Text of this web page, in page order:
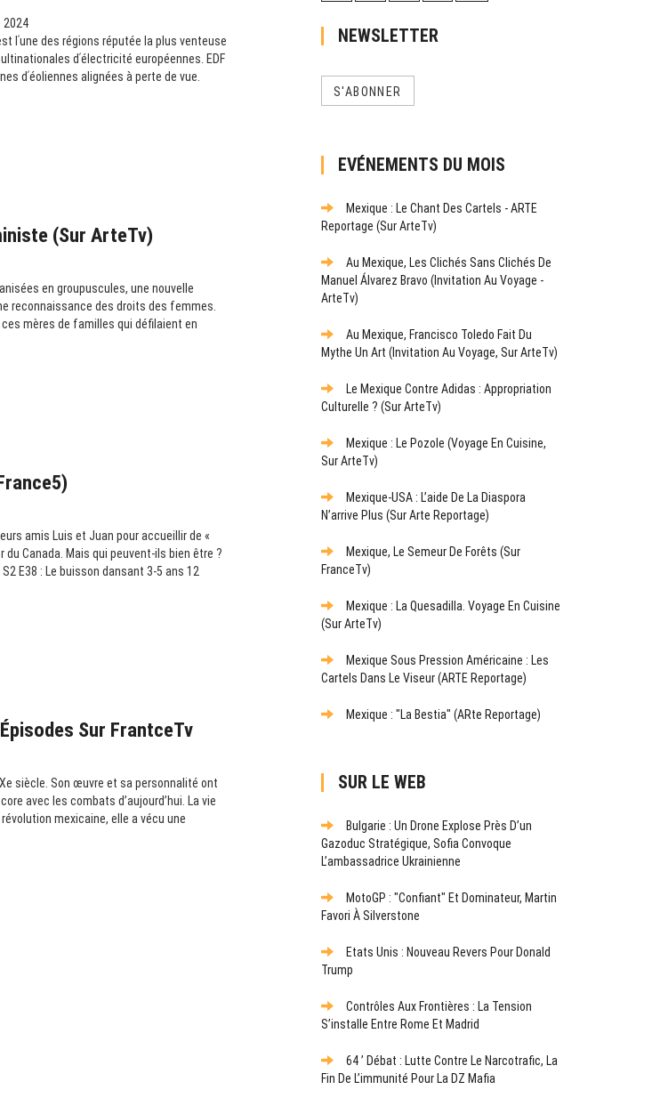
2024
lʹune des régions réputée la plus venteuse
dʹélectricité européennes. EDF
dʹéoliennes alignées à perte de vue.
(sur ArteTv)
en groupuscules, une nouvelle
reconnaissance des droits des femmes.
mères de familles qui défilaient en
amis Luis et Juan pour accueillir de «
Canada. Mais qui peuvent-ils bien être ?
E38 : Le buisson dansant 3-5 ans 12
Sur FrantceTv
siècle. Son œuvre et sa personnalité ont
avec les combats d’aujourd’hui. La vie
mexicaine, elle a vécu une
NEWSLETTER
S'ABONNER
EVÉNEMENTS DU MOIS
Mexique : Le Chant Des Cartels - ARTE
Reportage (sur ArteTv)
Au Mexique, Les Clichés Sans Clichés De
Manuel Álvarez Bravo (Invitation Au Voyage -
ArteTv)
Au Mexique, Francisco Toledo Fait Du
Mythe Un Art (Invitation Au Voyage, Sur ArteTv)
Le Mexique Contre Adidas : Appropriation
Culturelle ? (sur ArteTv)
Mexique : Le Pozole (Voyage En Cuisine,
Sur ArteTv)
Mexique-USA : L’aide De La Diaspora
N’arrive Plus (sur Arte Reportage)
Mexique, Le Semeur De Forêts (sur
FranceTv)
Mexique : La Quesadilla. Voyage En Cuisine
(sur ArteTv)
Mexique Sous Pression Américaine : Les
Cartels Dans Le Viseur (ARTE Reportage)
Mexique : "La Bestia" (ARte Reportage)
SUR LE WEB
Bulgarie : Un Drone Explose Près D’un
Gazoduc Stratégique, Sofia Convoque
L’ambassadrice Ukrainienne
MotoGP : "Confiant" Et Dominateur, Martin
Favori À Silverstone
Etats Unis : Nouveau Revers Pour Donald
Trump
Contrôles Aux Frontières : La Tension
S’installe Entre Rome Et Madrid
64 ’ Débat : Lutte Contre Le Narcotrafic, La
Fin De L’immunité Pour La DZ Mafia